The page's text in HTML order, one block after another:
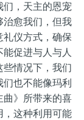
们，天主的恩宠
治愈我们， 但我
礼仪方式， 确保
能促进与人与人
些情况下，我们
们也不能像玛利
》 所带来的喜
，这种利用可能